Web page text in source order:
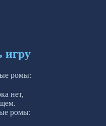
игру
ромы:
нет,
ромы: